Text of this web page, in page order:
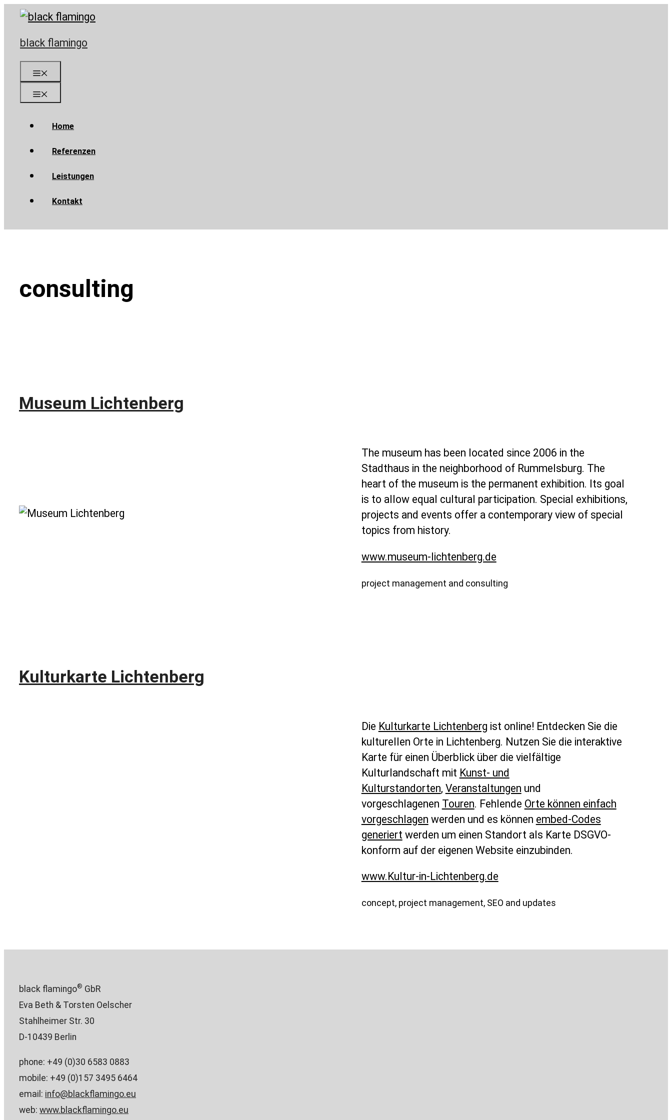
Skip
content
black flamingo
Home
Referenzen
Leistungen
Kontakt
consulting
Museum Lichtenberg
The museum has been located since 2006 in the
Stadthaus in the neighborhood of Rummelsburg. The
heart of the museum is the permanent exhibition. Its goal
is to allow equal cultural participation. Special exhibitions,
projects and events offer a contemporary view of special
topics from history.
www.museum-lichtenberg.de
project management and consulting
Kulturkarte Lichtenberg
Die Kulturkarte Lichtenberg ist online! Entdecken Sie die
kulturellen Orte in Lichtenberg. Nutzen Sie die interaktive
Karte für einen Überblick über die vielfältige
Kulturlandschaft mit Kunst- und
Kulturstandorten, Veranstaltungen und
vorgeschlagenen Touren. Fehlende Orte können einfach
vorgeschlagen werden und es können embed-Codes
generiert werden um einen Standort als Karte DSGVO-
konform auf der eigenen Website einzubinden.
www.Kultur-in-Lichtenberg.de
concept, project management, SEO and updates
black flamingo® GbR
Eva Beth & Torsten Oelscher
Stahlheimer Str. 30
D-10439 Berlin
phone: +49 (0)30 6583 0883
mobile: +49 (0)157 3495 6464
email: info@blackflamingo.eu
web: www.blackflamingo.eu